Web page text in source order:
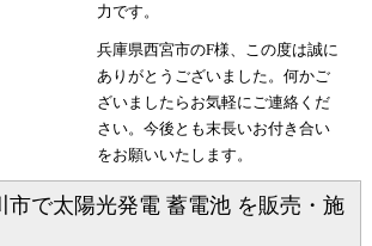
力です。
兵庫県西宮市のF様、この度は誠に
ありがとうございました。何かご
ざいましたらお気軽にご連絡くだ
さい。今後とも末長いお付き合い
をお願いいたします。
市で太陽光発電 蓄電池 を販売・施